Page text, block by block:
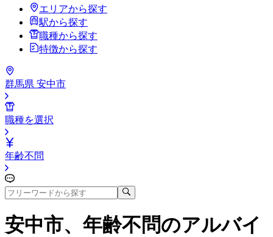
エリアから探す
駅から探す
職種から探す
特徴から探す
群馬県 安中市
職種を選択
年齢不問
安中市、年齢不問のアルバイ